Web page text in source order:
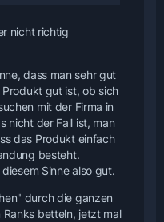
nicht richtig
dass man sehr gut
gut ist, ob sich
mit der Firma in
nicht der Fall ist, man
das Produkt einfach
besteht.
Sinne also gut.
durch die ganzen
Ranks betteln, jetzt mal